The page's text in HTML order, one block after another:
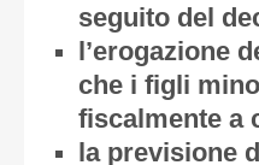
seguito del
l’erogazione
che i figli
fiscalmente a
la previsione